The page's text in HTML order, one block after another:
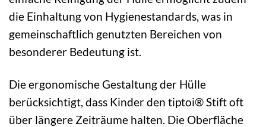
die Einhaltung von Hygienestandards, was in
gemeinschaftlich genutzten Bereichen von
besonderer Bedeutung ist.
Die ergonomische Gestaltung der Hülle
berücksichtigt, dass Kinder den tiptoi® Stift oft
über längere Zeiträume halten. Die Oberfläche